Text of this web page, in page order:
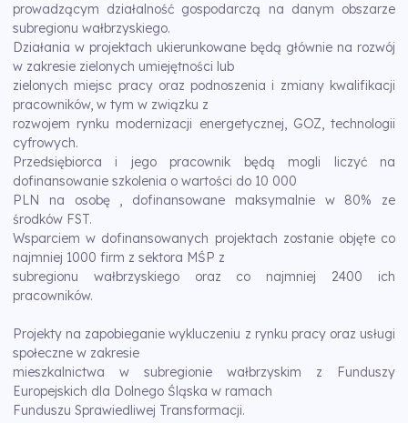
prowadzącym działalność gospodarczą na danym obszarze
subregionu wałbrzyskiego.
Działania w projektach ukierunkowane będą głównie na rozwój
w zakresie zielonych umiejętności lub
zielonych miejsc pracy oraz podnoszenia i zmiany kwalifikacji
pracowników, w tym w związku z
rozwojem rynku modernizacji energetycznej, GOZ, technologii
cyfrowych.
Przedsiębiorca i jego pracownik będą mogli liczyć na
dofinansowanie szkolenia o wartości do 10 000
PLN na osobę , dofinansowane maksymalnie w 80% ze
środków FST.
Wsparciem w dofinansowanych projektach zostanie objęte co
najmniej 1000 firm z sektora MŚP z
subregionu wałbrzyskiego oraz co najmniej 2400 ich
pracowników.
Projekty na zapobieganie wykluczeniu z rynku pracy oraz usługi
społeczne w zakresie
mieszkalnictwa w subregionie wałbrzyskim z Funduszy
Europejskich dla Dolnego Śląska w ramach
Funduszu Sprawiedliwej Transformacji.